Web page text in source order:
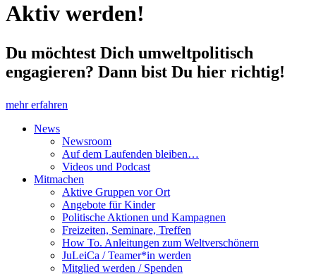
Aktiv werden!
Du möchtest Dich umweltpolitisch
engagieren? Dann bist Du hier richtig!
mehr erfahren
News
Newsroom
Auf dem Laufenden bleiben…
Videos und Podcast
Mitmachen
Aktive Gruppen vor Ort
Angebote für Kinder
Politische Aktionen und Kampagnen
Freizeiten, Seminare, Treffen
How To. Anleitungen zum Weltverschönern
JuLeiCa / Teamer*in werden
Mitglied werden / Spenden